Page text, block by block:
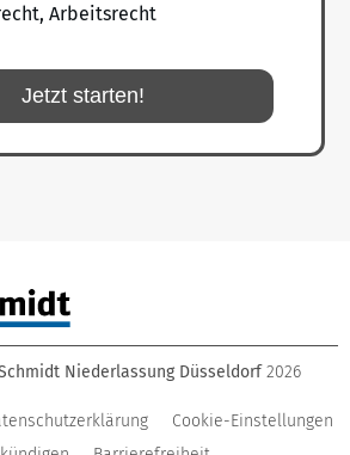
Arbeitsrecht
Jetzt starten!
Niederlassung Düsseldorf 2026
Cookie-Einstellungen